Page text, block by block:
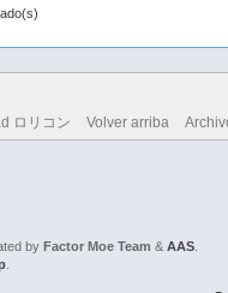
ロリコン Volver arriba
by Factor Moe Team &AAS